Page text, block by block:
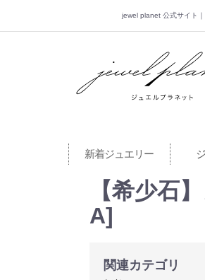
jewel planet 公式サイト
jewel
新着ジュエリー
【希少石
A]
関連カテゴリ